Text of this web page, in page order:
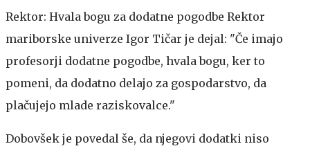
Rektor: Hvala bogu za dodatne pogodbe Rektor
mariborske univerze Igor Tičar je dejal: "Če imajo
profesorji dodatne pogodbe, hvala bogu, ker to
pomeni, da dodatno delajo za gospodarstvo, da
plačujejo mlade raziskovalce."
Dobovšek je povedal še, da njegovi dodatki niso